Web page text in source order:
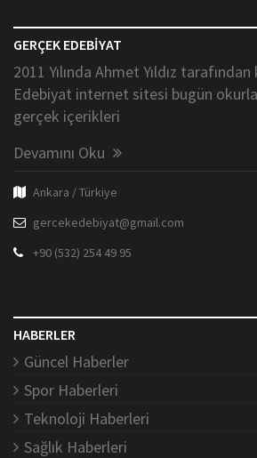
GERÇEK EDEBİYAT
2011 Yılında Ahmet Yıldız
Edebiyat internet sitesi bugün
gerçek içerikleri
Devamını Oku
Ankara / Türkiye
gercekedebiyat@gmail.com
+90 (532) 254 49 95
HABERLER
Güncel Haberler
Spor Haberleri
Teknoloji Haberleri
Sağlık Haberleri